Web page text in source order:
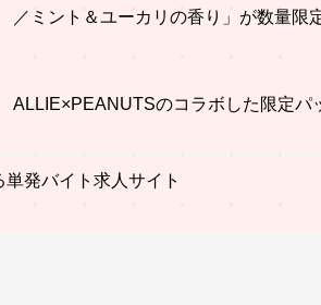
／ミント＆ユーカリの香り」が数量限
ALLIE×PEANUTSのコラボした限定パ
単発バイト求人サイト